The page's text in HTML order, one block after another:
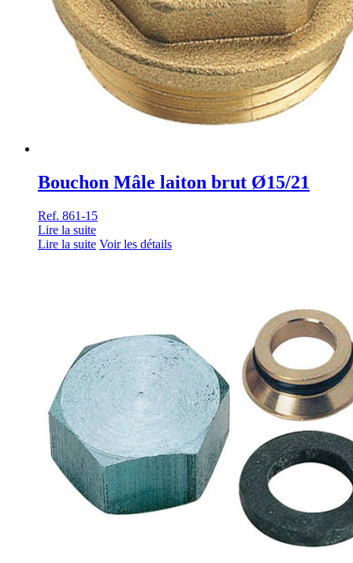
Bouchon Mâle laiton brut Ø15/21
Ref. 861-15
Lire la suite
Lire la suite Voir les détails